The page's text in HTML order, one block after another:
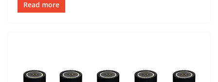
Read more